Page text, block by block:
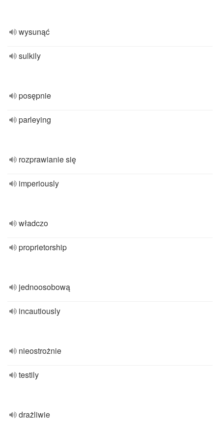
wysunąć
sulkily
posępnie
parleying
rozprawianie się
imperiously
władczo
proprietorship
jednoosobową
incautiously
nieostrożnie
testily
drażliwie